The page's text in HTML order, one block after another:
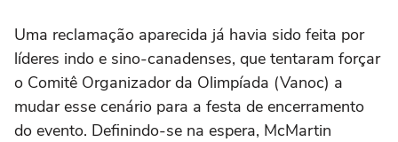
Uma reclamação aparecida já havia sido feita por
líderes indo e sino-canadenses, que tentaram forçar
o Comitê Organizador da Olimpíada (Vanoc) a
mudar esse cenário para a festa de encerramento
do evento. Definindo-se na espera, McMartin